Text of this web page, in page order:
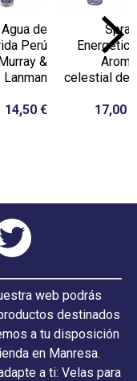
Agua de
Perú
Murray &
Lanman
14,50 €
Spray
Energético
Aroma
celestial de...
17,00 €
web podrás
destinados
a tu disposición
en Manresa.
a ti: Velas para